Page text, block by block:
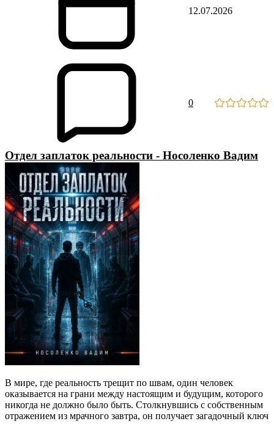
12.07.2026
0
Отдел заплаток реальности - Носоленко Вадим
В мире, где реальность трещит по швам, один человек
оказывается на грани между настоящим и будущим, которого
никогда не должно было быть. Столкнувшись с собственным
отражением из мрачного завтра, он получает загадочный ключ